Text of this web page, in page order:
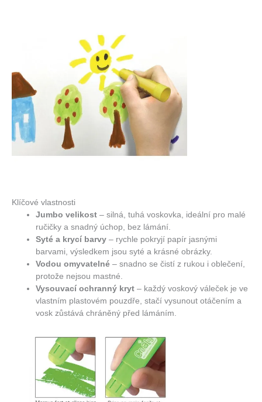
Klíčové vlastnosti
Jumbo velikost – silná, tuhá voskovka, ideální pro malé
ručičky a snadný úchop, bez lámání.
Syté a krycí barvy – rychle pokryjí papír jasnými
barvami, výsledkem jsou syté a krásné obrázky.
Vodou omyvatelné – snadno se čistí z rukou i oblečení,
protože nejsou mastné.
Vysouvací ochranný kryt – každý voskový váleček je ve
vlastním plastovém pouzdře, stačí vysunout otáčením a
vosk zůstává chráněný před lámáním.